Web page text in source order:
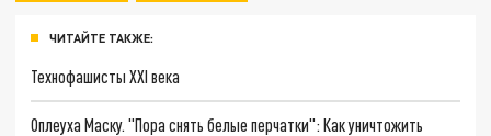
ЧИТАЙТЕ ТАКЖЕ:
Технофашисты XXI века
Оплеуха Маску. "Пора снять белые перчатки": Как уничтожить